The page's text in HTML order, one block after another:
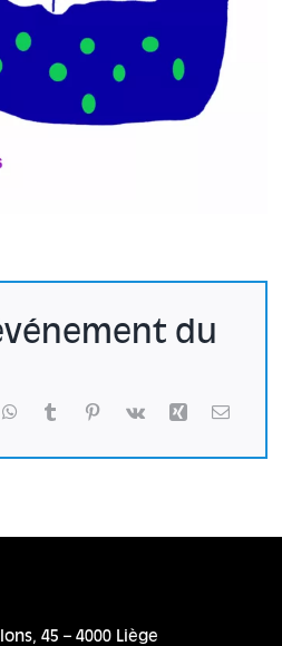
du
45 – 4000 Liège